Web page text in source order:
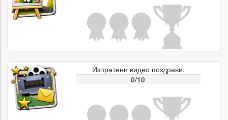
Изпратени видео поздрави.
0/10